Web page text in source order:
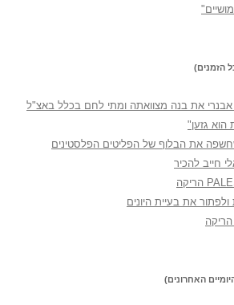
הזמנים)
את בנה מצוואתה ומתי לחם בכלל באצ"ל
הוא גזען"
את הבלוף של הפליטים הפלסטינים
חייב להכיר
את בעיית היונים
האחרונים)